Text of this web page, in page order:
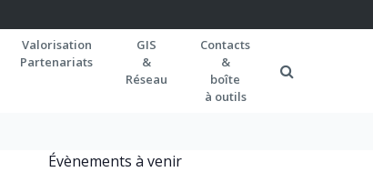
Valorisation
Partenariats
GIS
&
Réseau
Contacts
&
boîte
à outils
Évènements à venir